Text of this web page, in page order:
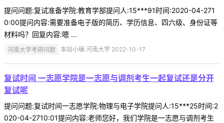
提问问题:复试准备学院:教育学部提问人:15***91时间:2020-04-271
0:00提问内容:需要准备电子版的简历、学历信息、四六级、身份证等
材料吗？回复内容:嗯 ...
河南大学考研问题 本站小编 河南大学 2022-10-17
复试时间 一志愿学院是一志愿与调剂考生一起复试还是分开
复试呢
提问问题:复试时间一志愿学院:物理与电子学院提问人:15***25时间:2
020-04-2710:01提问内容:老师您好，我们学院是一志愿与调剂考生